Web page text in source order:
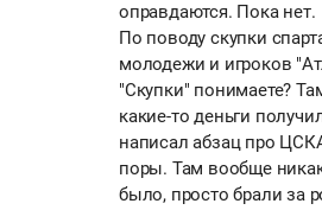
оправдаются. Пока нет.
По поводу скупки
молодежи и игроков
"Скупки" понимаете?
какие-то деньги
написал абзац про
поры. Там вообще
было, просто брали за